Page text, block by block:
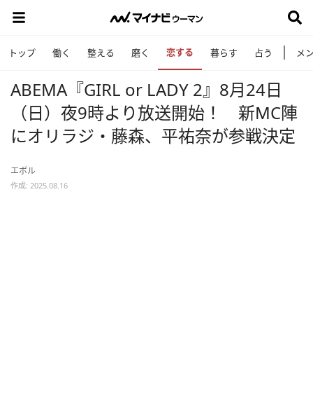
トップ 働く 整える 磨く 恋する 暮らす 占う メ
ABEMA『GIRL or LADY 2』8月24日
（日）夜9時より放送開始！ 新MC陣
にオリラジ・藤森、平祐奈が参戦決定
エボル
作成: 2025.08.16